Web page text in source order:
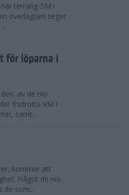
terräng-SM i
överlägsen seger
för löparna i
av de nio
friidrotts-VM i
samt...
kommer att
Något de nio
de som...